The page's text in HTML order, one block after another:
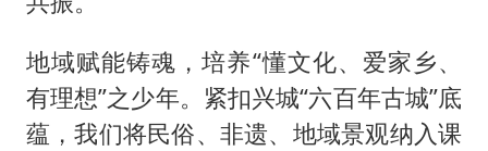
地域赋能铸魂，培养“懂文化、爱家乡、
有理想”之少年。紧扣兴城“六百年古城”底
蕴，我们将民俗、非遗、地域景观纳入课